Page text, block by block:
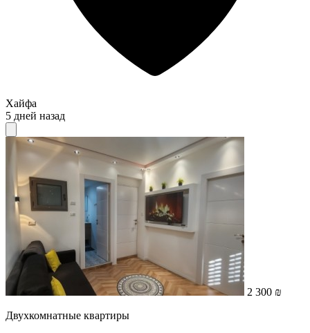
Хайфа
5 дней назад
2 300 ₪
Двухкомнатные квартиры